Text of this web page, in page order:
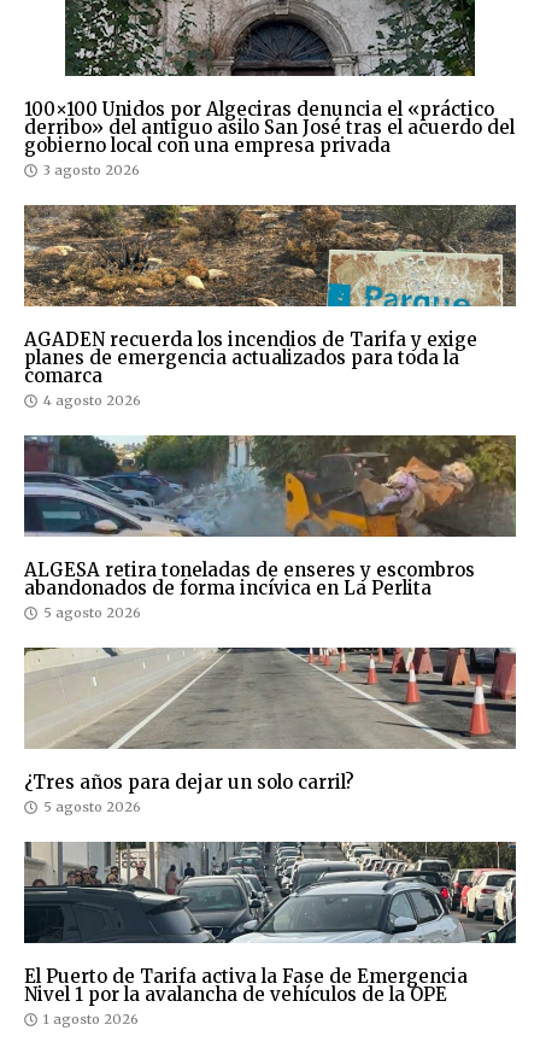
100×100 Unidos por Algeciras denuncia el «práctico
derribo» del antiguo asilo San José tras el acuerdo del
gobierno local con una empresa privada
3 agosto 2026
AGADEN recuerda los incendios de Tarifa y exige
planes de emergencia actualizados para toda la
comarca
4 agosto 2026
ALGESA retira toneladas de enseres y escombros
abandonados de forma incívica en La Perlita
5 agosto 2026
¿Tres años para dejar un solo carril?
5 agosto 2026
El Puerto de Tarifa activa la Fase de Emergencia
Nivel 1 por la avalancha de vehículos de la OPE
1 agosto 2026